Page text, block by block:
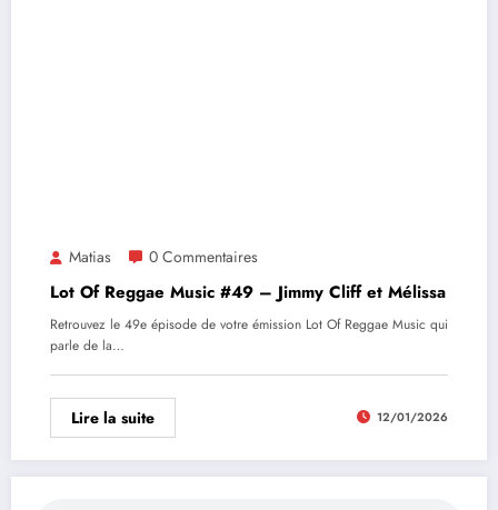
Matias 0 Commentaires
Lot Of Reggae Music #49 – Jimmy Cliff et Mélissa
Retrouvez le 49e épisode de votre émission Lot Of Reggae Music qui
parle de la…
Lire la suite 12/01/2026